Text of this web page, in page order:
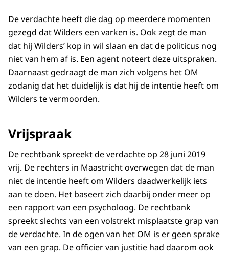
De verdachte heeft die dag op meerdere momenten
gezegd dat Wilders een varken is. Ook zegt de man
dat hij Wilders’ kop in wil slaan en dat de politicus nog
niet van hem af is. Een agent noteert deze uitspraken.
Daarnaast gedraagt de man zich volgens het OM
zodanig dat het duidelijk is dat hij de intentie heeft om
Wilders te vermoorden.
Vrijspraak
De rechtbank spreekt de verdachte op 28 juni 2019
vrij. De rechters in Maastricht overwegen dat de man
niet de intentie heeft om Wilders daadwerkelijk iets
aan te doen. Het baseert zich daarbij onder meer op
een rapport van een psycholoog. De rechtbank
spreekt slechts van een volstrekt misplaatste grap van
de verdachte. In de ogen van het OM is er geen sprake
van een grap. De officier van justitie had daarom ook